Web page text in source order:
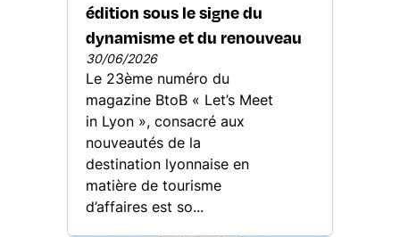
édition sous le signe du
dynamisme et du renouveau
30/06/2026
Le 23ème numéro du
magazine BtoB « Let’s Meet
in Lyon », consacré aux
nouveautés de la
destination lyonnaise en
matière de tourisme
d’affaires est so...